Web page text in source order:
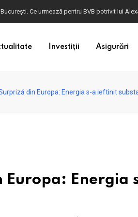
Dacă în România cele mai falsificate
Investiții Asigurări
din Europa: Energia s-a ieftinit
Energia